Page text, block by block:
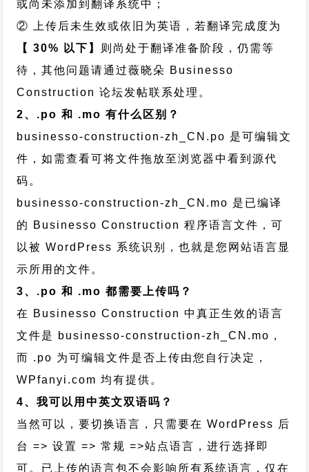
或尚未添加到翻译系统中；
② 上传后未生效或依旧为英语，若翻译完成度为
【 30% 以下】 则尚处于翻译准备阶段，仍需等
待，其他问题请通过薇晓朵 Businesso
Construction 论坛发帖联系处理。
2、.po 和 .mo 有什么区别？
businesso-construction-zh_CN.po 是可编辑文
件，如需查看可将文件拖放至浏览器中看到源代
码。
businesso-construction-zh_CN.mo 是已编译
的 Businesso Construction 程序语言文件，可
以被 WordPress 系统识别，也就是您网站语言显
示所用的文件。
3、.po 和 .mo 都需要上传吗？
在 Businesso Construction 中真正生效的语言
文件是 businesso-construction-zh_CN.mo，
而 .po 为可编辑文件是否上传由您自行决定，
WPfanyi.com 均有提供。
4、我可以用中英文双语吗？
当然可以，要切换语言，只需要在 WordPress 后
台 => 设置 => 常规 =>站点语言，进行选择即
可。已上传的语言包不会影响所有系统语言，仅在